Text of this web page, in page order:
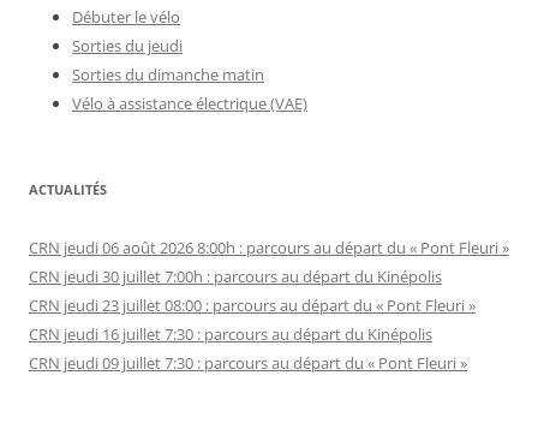
Débuter le vélo
Sorties du jeudi
Sorties du dimanche matin
Vélo à assistance électrique (VAE)
ACTUALITÉS
CRN jeudi 06 août 2026 8:00h : parcours au départ du « Pont Fleuri »
CRN jeudi 30 juillet 7:00h : parcours au départ du Kinépolis
CRN jeudi 23 juillet 08:00 : parcours au départ du « Pont Fleuri »
CRN jeudi 16 juillet 7:30 : parcours au départ du Kinépolis
CRN jeudi 09 juillet 7:30 : parcours au départ du « Pont Fleuri »